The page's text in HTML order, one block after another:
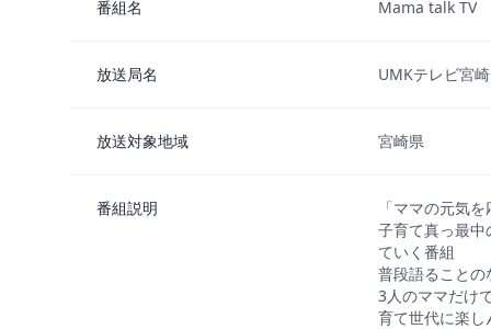
番組名 Mama talk TV
放送局名 UMKテレビ宮崎
放送対象地域 宮崎県
番組説明
「ママの元気
子育て真っ最
ていく番組
普段語ること
3人のママだけ
育て世代に楽